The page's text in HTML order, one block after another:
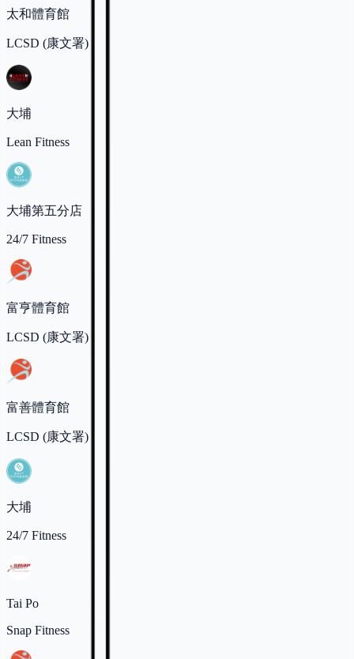
太和體育館
LCSD (康文署)
大埔
Lean Fitness
大埔第五分店
24/7 Fitness
富亨體育館
LCSD (康文署)
富善體育館
LCSD (康文署)
大埔
24/7 Fitness
Tai Po
Snap Fitness